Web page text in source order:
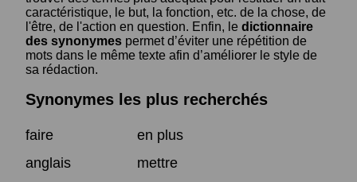
caractéristique, le but, la fonction, etc. de la chose, de
l'être, de l'action en question. Enfin, le dictionnaire
des synonymes permet d’éviter une répétition de
mots dans le même texte afin d’améliorer le style de
sa rédaction.
Synonymes les plus recherchés
faire
en plus
anglais
mettre